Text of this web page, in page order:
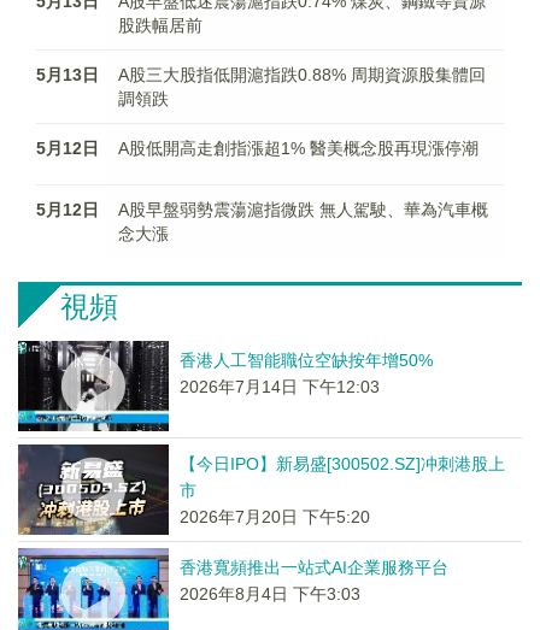
股跌幅居前
5月13日
A股三大股指低開滬指跌0.88% 周期資源股集體回
調領跌
5月12日 A股低開高走創指漲超1% 醫美概念股再現漲停潮
5月12日
A股早盤弱勢震蕩滬指微跌 無人駕駛、華為汽車概
念大漲
視頻
香港人工智能職位空缺按年增50%
2026年7月14日 下午12:03
【今日IPO】新易盛[300502.SZ]冲刺港股上
市
2026年7月20日 下午5:20
香港寬頻推出一站式AI企業服務平台
2026年8月4日 下午3:03